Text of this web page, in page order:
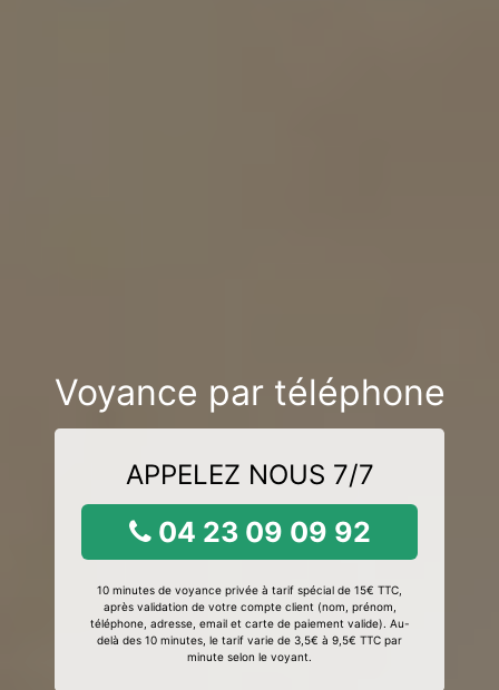
Voyance par téléphone
APPELEZ NOUS 7/7
04 23 09 09 92
10 minutes de voyance privée à tarif spécial de 15€ TTC,
après validation de votre compte client (nom, prénom,
téléphone, adresse, email et carte de paiement valide). Au-
delà des 10 minutes, le tarif varie de 3,5€ à 9,5€ TTC par
minute selon le voyant.